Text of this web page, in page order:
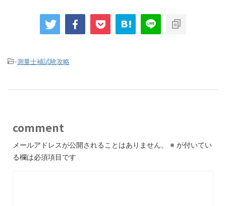
-測量士補試験攻略
comment
メールアドレスが公開されることはありません。 ※ が付いてい
る欄は必須項目です